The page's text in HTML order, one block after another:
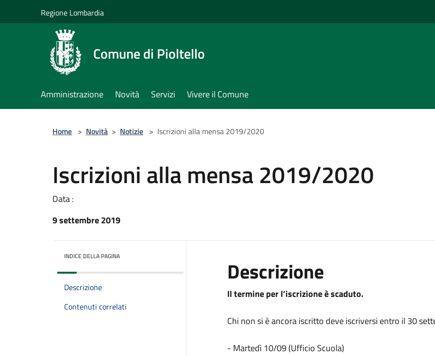
Regione Lombardia
Comune di Pioltello
Amministrazione Novità Servizi Vivere il Comune
Home > Novità > Notizie > Iscrizioni alla mensa 2019/2020
Iscrizioni alla mensa 2019/2020
Data :
9 settembre 2019
INDICE DELLA PAGINA
Descrizione
Contenuti correlati
Descrizione
Il termine per l’iscrizione è scaduto.
Chi non si è ancora iscritto deve iscriversi entro il 30
- Martedì 10/09 (Ufficio Scuola)